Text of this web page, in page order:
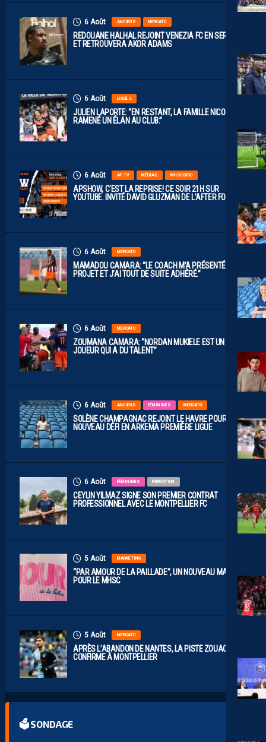
6 Août ANCIENS MERCATO
REDOUANE HALHAL REJOINT VENEZIA FC EN SERIE A
ET RETROUVERA AKOR ADAMS
6 Août LIGUE 2
JULIEN LAPORTE: “EN RESTANT, LA FAMILLE NICOLLIN A
RAMENÉ UN ÉLAN AU CLUB.”
6 Août AP TV MÉDIAS MHSC-DFCO
APSHOW, C’EST LA REPRISE! CE SOIR 21H SUR
YOUTUBE. INVITÉ DAVID GLUZMAN DE L’AFTER FOOT.
6 Août MERCATO
MAMADOU CAMARA: “LE COACH M’A PRÉSENTÉ LE
PROJET ET J’AI TOUT DE SUITE ADHÉRÉ.”
6 Août MERCATO
ZOUMANA CAMARA: “NORDAN MUKIELE EST UN
JOUEUR QUI A DU TALENT”
6 Août ANCIENS FÉMININES MERCATO
SOLÈNE CHAMPAGNAC REJOINT LE HAVRE POUR UN
NOUVEAU DÉFI EN ARKEMA PREMIÈRE LIGUE
6 Août FÉMININES FORMATION
CEYLIN YILMAZ SIGNE SON PREMIER CONTRAT
PROFESSIONNEL AVEC LE MONTPELLIER FC
5 Août MARKETING
“PAR AMOUR DE LA PAILLADE”, UN NOUVEAU MAILLOT
POUR LE MHSC
5 Août MERCATO
APRÈS L’ABANDON DE NANTES, LA PISTE ZOUAOUI SE
CONFIRME À MONTPELLIER
🗳 SONDAGE